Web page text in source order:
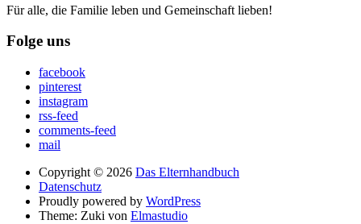
Für alle, die Familie leben und Gemeinschaft lieben!
Folge uns
facebook
pinterest
instagram
rss-feed
comments-feed
mail
Copyright © 2026 Das Elternhandbuch
Datenschutz
Proudly powered by WordPress
Theme: Zuki von Elmastudio